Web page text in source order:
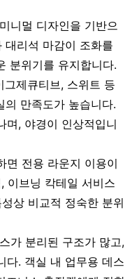
니멀 디자인을 기반으
대리석 마감이 조화를
분위기를 유지합니다.
제큐티브, 스위트 등
의 만족도가 높습니다.
며, 야경이 인상적입니
면 전용 라운지 이용이
이브닝 칵테일 서비스
상 비교적 정숙한 분위
가 분리된 구조가 많고,
다. 객실 내 업무용 데스